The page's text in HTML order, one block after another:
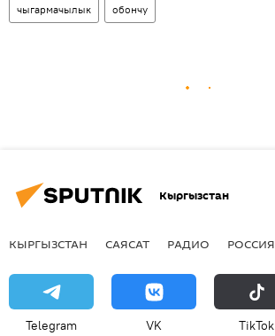
чыгармачылык обончу
Кыргызстан
КЫРГЫЗСТАН САЯСАТ РАДИО РОССИЯ
Telegram VK ТikТоk